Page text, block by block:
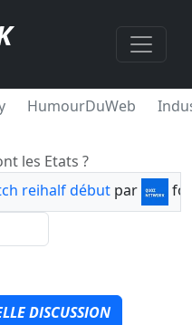
HumourDuWeb
les Etats ?
reihalf début par
DISCUSSION